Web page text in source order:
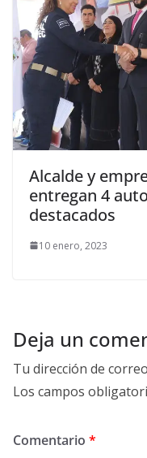
Alcalde y
entregan 4
destacados
10 enero, 2023
Deja un
Tu dirección de
Los campos
Comentario *